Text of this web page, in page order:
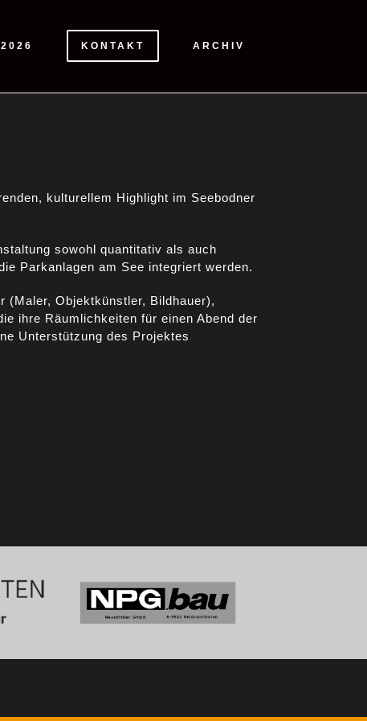
KONTAKT ARCHIV
kulturellem Highlight im Seebodner
sowohl quantitativ als auch
Parkanlagen am See integriert werden.
(Maler, Objektkünstler, Bildhauer),
ihre Räumlichkeiten für einen Abend der
Unterstützung des Projektes